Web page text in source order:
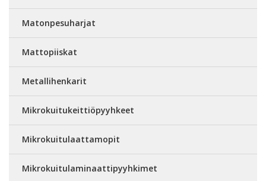
Matonpesuharjat
Mattopiiskat
Metallihenkarit
Mikrokuitukeittiöpyyhkeet
Mikrokuitulaattamopit
Mikrokuitulaminaattipyyhkimet